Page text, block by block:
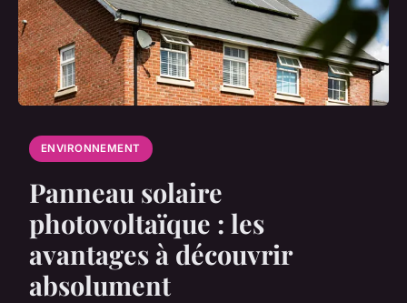
ENVIRONNEMENT
Panneau solaire
photovoltaïque : les
avantages à découvrir
absolument